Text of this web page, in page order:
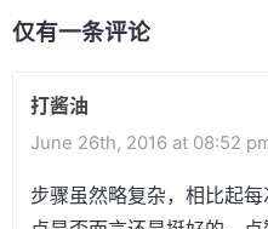
仅有一条评论
打酱油
June 26th, 2016 at 08:52
步骤虽然略复杂，相比起